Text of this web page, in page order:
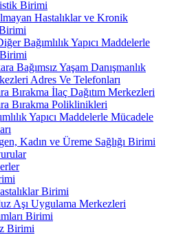
Birimi
Hastalıklar ve Kronik
Bağımlılık Yapıcı Maddelerle
Bağımsız Yaşam Danışmanlık
Adres Ve Telefonları
Bırakma İlaç Dağıtım Merkezleri
Bırakma Poliklinikleri
Yapıcı Maddelerle Mücadele
Kadın ve Üreme Sağlığı Birimi
Birimi
Aşı Uygulama Merkezleri
Birimi
Birimi